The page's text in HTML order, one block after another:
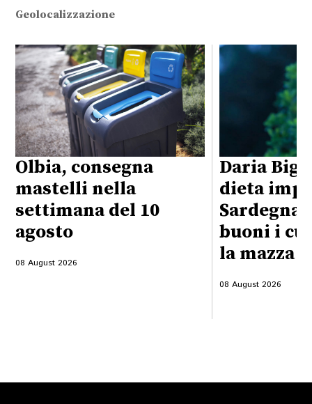
Geolocalizzazione
Olbia, consegna
mastelli nella
settimana del 10
agosto
08 August 2026
Daria
dieta
Sardegna:
buoni i
la mazza
08 August 2026